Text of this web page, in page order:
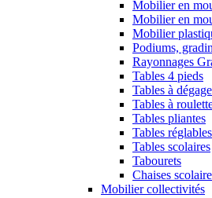
Mobilier en
Mobilier en
Mobilier
Podiums,
Rayonnages
Tables 4 pieds
Tables à
Tables à
Tables pliantes
Tables réglables
Tables scolaires
Tabourets
Chaises
Mobilier collectivités